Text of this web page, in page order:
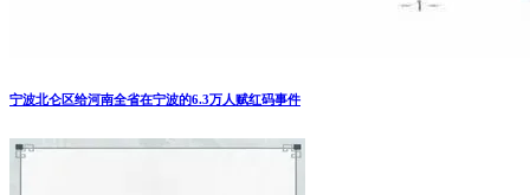
宁波北仑区给河南全省在宁波的6.3万人赋红码事件